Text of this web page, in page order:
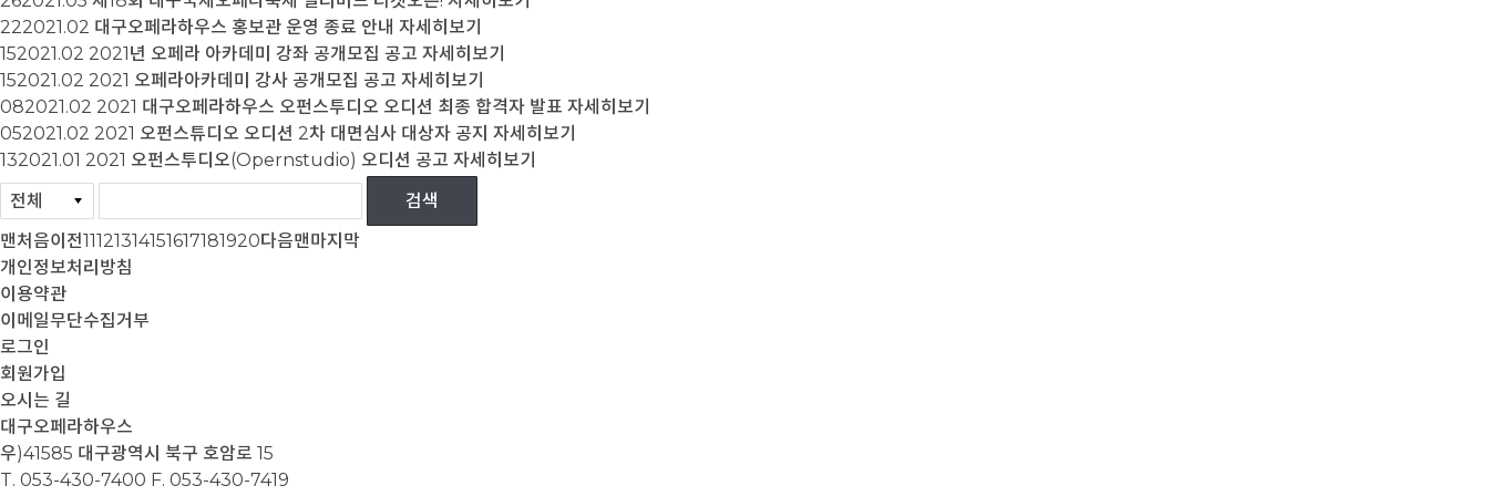
222021.02 대구오페라하우스 홍보관 운영 종료 안내 자세히보기
152021.02 2021년 오페라 아카데미 강좌 공개모집 공고 자세히보기
152021.02 2021 오페라아카데미 강사 공개모집 공고 자세히보기
082021.02 2021 대구오페라하우스 오펀스투디오 오디션 최종 합격자 발표 자세히보기
052021.02 2021 오펀스튜디오 오디션 2차 대면심사 대상자 공지 자세히보기
132021.01 2021 오펀스투디오(Opernstudio) 오디션 공고 자세히보기
맨처음이전11121314151617181920다음맨마지막
개인정보처리방침
이용약관
이메일무단수집거부
로그인
회원가입
오시는 길
대구오페라하우스
우)41585 대구광역시 북구 호암로 15
T. 053-430-7400 F. 053-430-7419